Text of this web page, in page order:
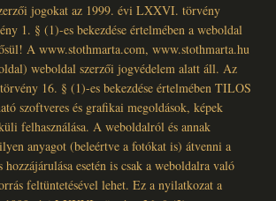
jogokat az 1999. évi LXXVI. törvény
1. § (1)-es bekezdése értelmében a weboldal
A www.stothmarta.com, www.stothmarta.hu
weboldal szerzői jogvédelem alatt áll. Az
16. § (1)-es bekezdése értelmében TILOS
szoftveres és grafikai megoldások, képek
felhasználása. A weboldalról és annak
anyagot (beleértve a fotókat is) átvenni a
esetén is csak a weboldalra való
feltüntetésével lehet. Ez a nyilatkozat a